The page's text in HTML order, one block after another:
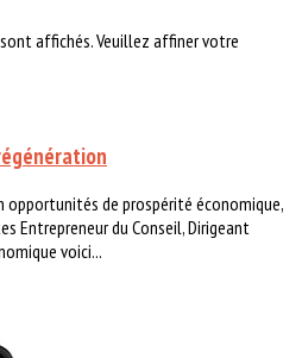
affichés. Veuillez affiner votre
de prospérité économique,
Entrepreneur du Conseil, Dirigeant
voici...